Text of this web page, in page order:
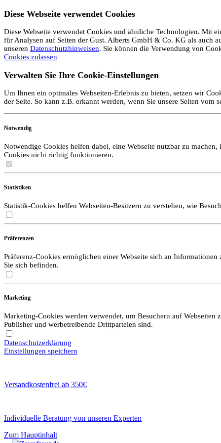
Diese Webseite verwendet Cookies
Diese Webseite verwendet Cookies und ähnliche Technologien. Mit
für Analysen auf Seiten der Gust. Alberts GmbH & Co. KG als auch
unseren Datenschutzhinweisen. Sie können die Verwendung von
Cookies zulassen
Verwalten Sie Ihre Cookie-Einstellungen
Um Ihnen ein optimales Webseiten-Erlebnis zu bieten, setzen wir
der Seite. So kann z.B. erkannt werden, wenn Sie unsere Seiten
Notwendig
Notwendige Cookies helfen dabei, eine Webseite nutzbar zu
Cookies nicht richtig funktionieren.
Statistiken
Statistik-Cookies helfen Webseiten-Besitzern zu verstehen, wie
Präferenzen
Präferenz-Cookies ermöglichen einer Webseite sich an
Sie sich befinden.
Marketing
Marketing-Cookies werden verwendet, um Besuchern auf
Publisher und werbetreibende Drittparteien sind.
Datenschutzerklärung
Einstellungen speichern
Versandkostenfrei ab 350€
Individuelle Beratung von unseren Experten
Zum Hauptinhalt